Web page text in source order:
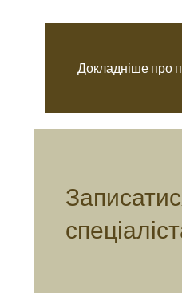
Докладніше про